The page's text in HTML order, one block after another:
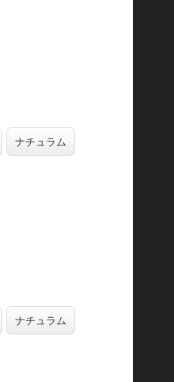
ナチュラム
ナチュラム